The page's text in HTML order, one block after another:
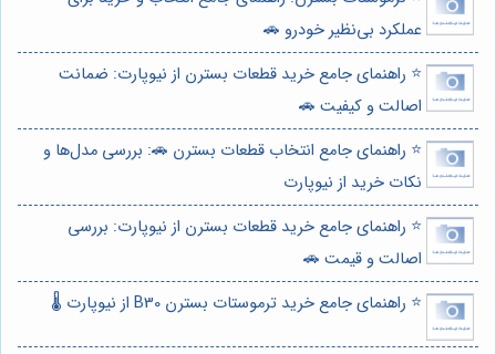
عملکرد بی‌نظیر خودرو 🚗
⭐️ راهنمای جامع خرید قطعات بسترن از نیوپارت: ضمانت
اصالت و کیفیت 🚗
⭐️ راهنمای جامع انتخاب قطعات بسترن 🚗: بررسی مدل‌ها و
نکات خرید از نیوپارت
⭐️ راهنمای جامع خرید قطعات بسترن از نیوپارت: بررسی
اصالت و قیمت 🚗
⭐️ راهنمای جامع خرید ترموستات بسترن B30 از نیوپارت 🌡️